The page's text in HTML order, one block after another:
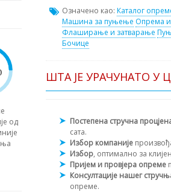
од
Означено као: Каталог
Машина за пуњење Опрема
Флаширање и затварање
Бочице
ШТА ЈЕ УРАЧУНАТО У
Постепена стручна
сата.
Избор компаније
Избор, оптимално за
Пријем и провјера опреме
Консултације нашег
опреме.